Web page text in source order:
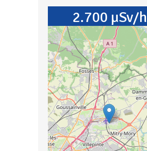
2.700 µSv/h